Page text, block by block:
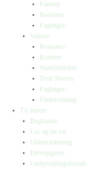
Fantasy
Romaner
Fagbøger
Voksne
Romance
Krimier
Skønlitteratur
True Stories
Fagbøger
Undervisning
Til lærere
Bogkasser
Lix og let-tal
Universlæsning
Elevopgaver
Undervisningsforløb